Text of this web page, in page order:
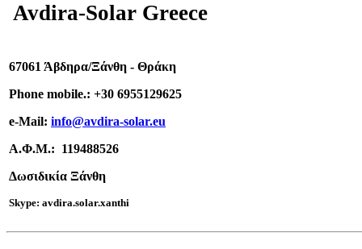
Avdira-Solar Greece
67061 Άβδηρα/Ξάνθη - Θράκη
Phone mobile.: +30 6955129625
e-Mail: info@avdira-solar.eu
Α.Φ.Μ.: 119488526
Δωσιδικία Ξάνθη
Skype: avdira.solar.xanthi